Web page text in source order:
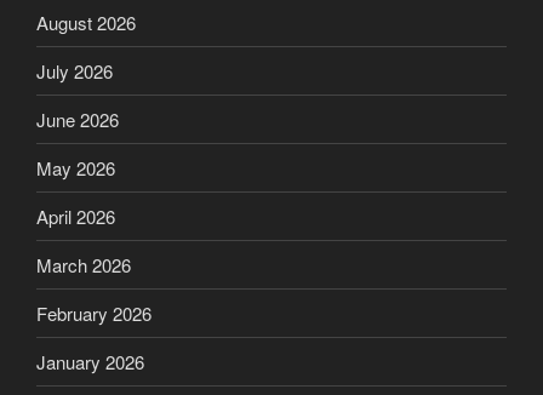
August 2026
July 2026
June 2026
May 2026
April 2026
March 2026
February 2026
January 2026